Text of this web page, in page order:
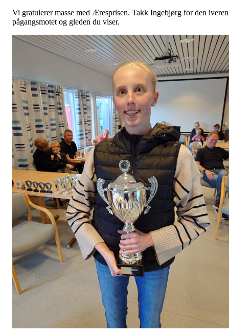
Vi gratulerer masse med Æresprisen. Takk Ingebjørg for den
pågangsmotet og gleden du viser.